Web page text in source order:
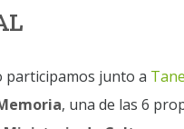
participamos junto a
, una de las 6